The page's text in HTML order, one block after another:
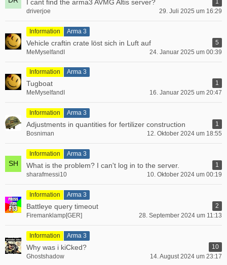
I cant find the arma3 AVMG Altis server?
driverjoe
29. Juli 2025 um 16:29
Information Arma 3
Vehicle craftin crate löst sich in Luft auf
5
MeMyselfandI
24. Januar 2025 um 00:39
Information Arma 3
Tugboat
1
MeMyselfandI
16. Januar 2025 um 20:47
Information Arma 3
Adjustments in quantities for fertilizer construction
1
Bosniman
12. Oktober 2024 um 18:55
Information Arma 3
What is the problem? I can't log in to the server.
1
sharafmessi10
10. Oktober 2024 um 00:19
Information Arma 3
Battleye query timeout
2
Firemanklamp[GER]
28. September 2024 um 11:13
Information Arma 3
Why was i kiCked?
10
Ghostshadow
14. August 2024 um 23:17